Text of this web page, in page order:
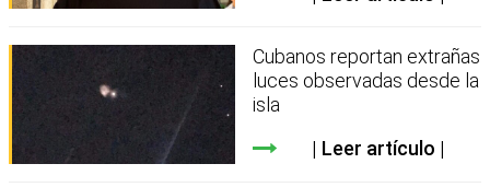
Cubanos reportan extrañas
luces observadas desde la
isla
Leer artículo